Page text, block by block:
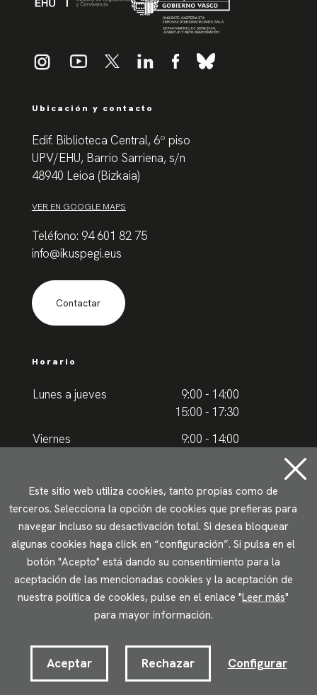
Ubicación y contacto
Edif. Biblioteca Central, 6º piso
UPV/EHU, Barrio Sarriena, s/n
48940 Leioa (Bizkaia)
VER EN GOOGLE MAPS
Teléfono: 94 601 82 75
info@ikuspegi.eus
Contactar
Horario
Lunes a jueves
9:00 - 14:00
15:00 - 17:30
Viernes
9:00 - 14:00
Horario de verano
Lunes a jueves
9.00 - 15.00
Viernes
9:00 - 14:00
Aviso legal Política de privacidad
Uso de cookies
Accesibilidad
Este sitio web utiliza cookies, tanto propias como de
terceros. Selecciona la opción de cookies que prefieras para
navegar incluso su desactivación total. Si desea bloquear
algunas cookies haga click en “configuración”. Si pulsa en el
botón "Acepto" está dando su consentimiento para la
aceptación de las mencionadas cookies y la aceptación de
nuestra política de cookies, pulse en el enlace "Leer más"
para mayor información.
Aceptar Rechazar Configurar